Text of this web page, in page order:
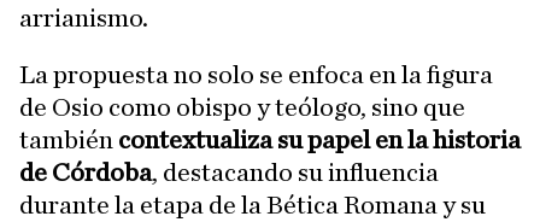
arrianismo.
La propuesta no solo se enfoca en la figura
de Osio como obispo y teólogo, sino que
también contextualiza su papel en la historia
de Córdoba, destacando su influencia
durante la etapa de la Bética Romana y su